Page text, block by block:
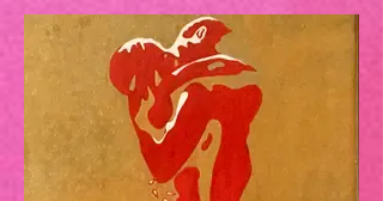
éskézi hímzés feszített vásznon. -
2022 - Akril festmény feszített
vásznon kézi hímzéssel. Alkotásom a
magyar népi hímzésmotívumokból
vett elemekből építkezve hoz ki egy
új téri dimenziót egy medúzát. A zala
menti organikus motívumokat ötvözi
az állat finom íveivel vonulataival.